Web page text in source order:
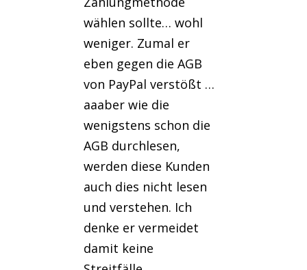
wählen sollte… wohl
weniger. Zumal er
eben gegen die AGB
von PayPal verstößt …
aaaber wie die
wenigstens schon die
AGB durchlesen,
werden diese Kunden
auch dies nicht lesen
und verstehen. Ich
denke er vermeidet
damit keine